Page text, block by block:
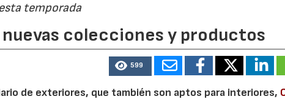
temporada
colecciones y productos
599
de exteriores, que también son aptos para interiores,